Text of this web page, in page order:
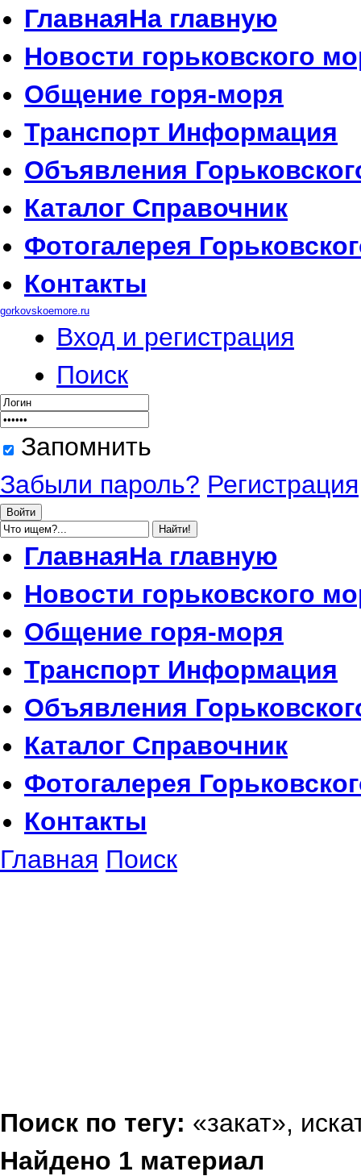
ГлавнаяНа главную
Новости горьковского
Общение горя-моря
Транспорт Информация
Объявления
Каталог Справочник
Фотогалерея
Контакты
gorkovskoemore.ru
Вход и регистрация
Поиск
Запомнить
Забыли пароль? Регистрация
ГлавнаяНа главную
Новости горьковского
Общение горя-моря
Транспорт Информация
Объявления
Каталог Справочник
Фотогалерея
Контакты
Главная Поиск
Поиск по тегу: «закат»,
Найдено 1 материал